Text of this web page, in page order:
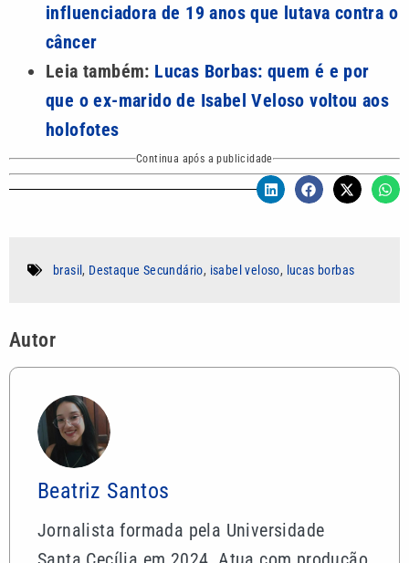
influenciadora de 19 anos que lutava contra o
câncer
Leia também: Lucas Borbas: quem é e por
que o ex-marido de Isabel Veloso voltou aos
holofotes
Continua após a publicidade
brasil, Destaque Secundário, isabel veloso, lucas borbas
Autor
Beatriz Santos
Jornalista formada pela Universidade